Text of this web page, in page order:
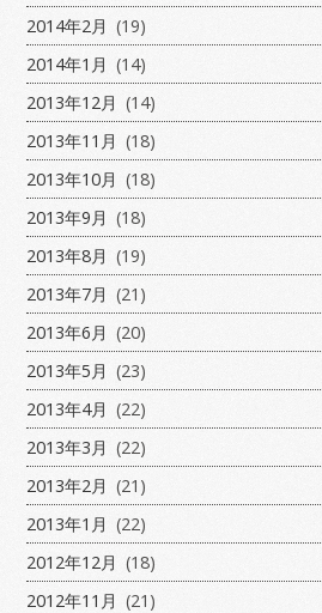
2014年2月 (19)
2014年1月 (14)
2013年12月 (14)
2013年11月 (18)
2013年10月 (18)
2013年9月 (18)
2013年8月 (19)
2013年7月 (21)
2013年6月 (20)
2013年5月 (23)
2013年4月 (22)
2013年3月 (22)
2013年2月 (21)
2013年1月 (22)
2012年12月 (18)
2012年11月 (21)